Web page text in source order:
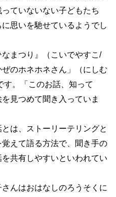
ていないない子どもたち
思いを馳せているようでし
まつり』（こいでやすこ/
のホネホネさん」（にしむ
す。「このお話、知って
見つめて聞き入っていま
は、ストーリーテリングと
えて語る方法で、聞き手の
共有しやすいといわれてい
んはおはなしのろうそくに